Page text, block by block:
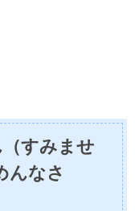
すみませ
んなさ